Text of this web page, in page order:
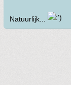
Natuurlijk...